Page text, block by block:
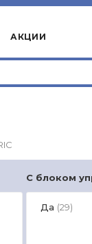
АКЦИИ
С блоком
Да (29)